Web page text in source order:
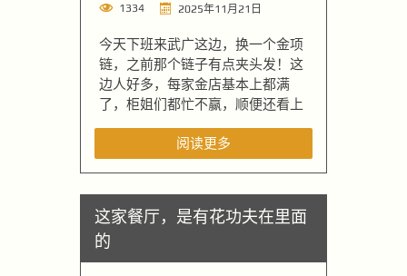
1334 2025年11月21日
今天下班来武广这边，换一个金项
链，之前那个链子有点夹头发！这
边人好多，每家金店基本上都满
了，柜姐们都忙不赢，顺便还看上
阅读更多
这家餐厅，是有花功夫在里面
的